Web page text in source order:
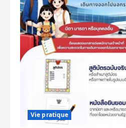
i
o
n
Vie pratique